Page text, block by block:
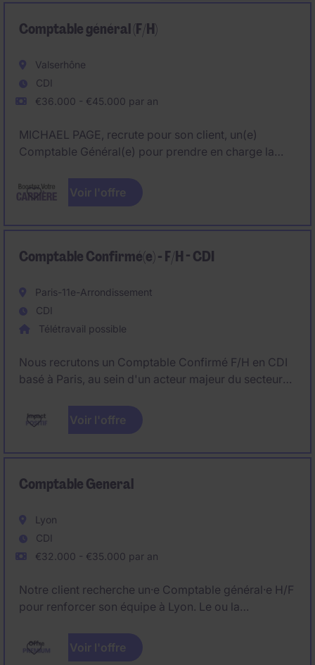
Comptable général (F/H)
Valserhône
CDI
€36.000 - €45.000 par an
MICHAEL PAGE, recrute pour son client, un(e)
Comptable Général(e) pour prendre en charge la
groupe.
polyvalence, l'autonomie et l'amélioration continue
Voir l'offre
Comptable Confirmé(e) - F/H - CDI
Paris-11e-Arrondissement
CDI
Télétravail possible
Nous recrutons un Comptable Confirmé F/H en CDI
basé à Paris, au sein d'un acteur majeur du secteur
Rattaché à la direction financière, vous intervenez
sur l'ensemble des sujets de comptabilité générale,
Voir l'offre
Comptable General
Lyon
CDI
€32.000 - €35.000 par an
Notre client recherche un·e Comptable général·e H/F
pour renforcer son équipe à Lyon. Le ou la
des opérations comptables et participe aux clôtures
dans un environnement dynamique et challengeant.
Voir l'offre